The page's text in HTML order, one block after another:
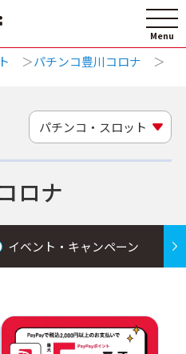
パチンコ豊川コロナ
ロナ
パチンコ・スロット
イベント・キャンペーン